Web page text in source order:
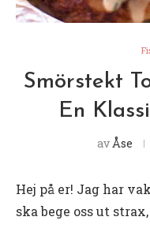
Smörstekt
En
av Åse
Hej på er! Jag har
ska bege oss ut